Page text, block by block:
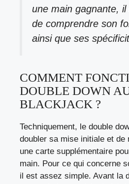
une main gagnante,
de comprendre son
ainsi que ses
COMMENT
DOUBLE DOWN
BLACKJACK ?
Techniquement, le double
doubler sa mise initiale et de
une carte supplémentaire
main. Pour ce qui concerne
il est assez simple. Avant la